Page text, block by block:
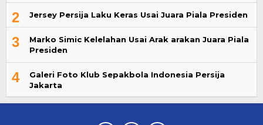
2 Jersey Persija Laku Keras Usai Juara Piala Presiden
3
Marko Simic Kelelahan Usai Arak arakan Juara Piala
Presiden
4
Galeri Foto Klub Sepakbola Indonesia Persija
Jakarta